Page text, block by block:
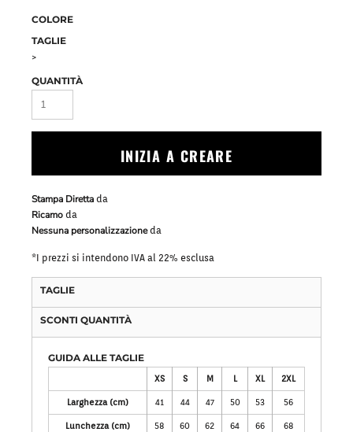
COLORE
TAGLIE
>
QUANTITÀ
INIZIA A CREARE
Stampa Diretta da
Ricamo da
Nessuna personalizzazioneda
*I prezzi si intendono IVA al 22% esclusa
TAGLIE
SCONTI QUANTITÀ
GUIDA ALLE TAGLIE
XS S M L XL 2XL
Larghezza (cm) 41 44 47 50 53 56
Lunchezza (cm) 58 60 62 64 66 68